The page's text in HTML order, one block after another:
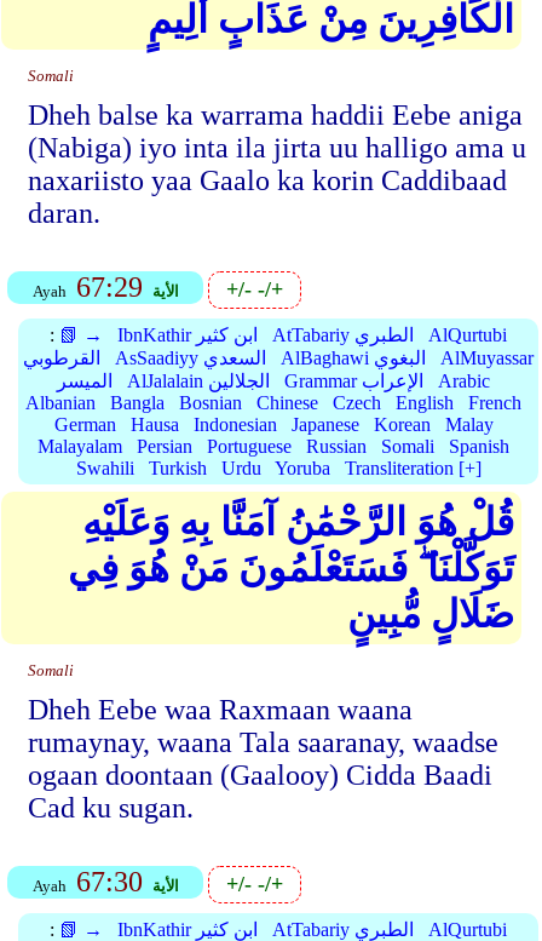
الْكَافِرِينَ مِنْ عَذَابٍ أَلِيمٍ
Somali
Dheh balse ka warrama haddii Eebe aniga
(Nabiga) iyo inta ila jirta uu halligo ama u
naxariisto yaa Gaalo ka korin Caddibaad
daran.
Ayah 67:29 الأية +/--/+
: 📗 → IbnKathir ابن كثير AtTabariy الطبري
AlQurtubi
القرطوبي
AsSaadiyy السعدي AlBaghawi البغوي
AlMuyassar
الميسر
AlJalalain الجلالين Grammar الإعراب
Arabic
Albanian
Bangla Bosnian Chinese Czech English
French
German
Hausa Indonesian Japanese Korean
Malay
Malayalam
Persian Portuguese Russian Somali
Spanish
Swahili
Turkish Urdu Yoruba Transliteration [+]
قُلْ هُوَ الرَّحْمَٰنُ آمَنَّا بِهِ وَعَلَيْهِ
تَوَكَّلْنَا ۖ فَسَتَعْلَمُونَ مَنْ هُوَ فِي
ضَلَالٍ مُّبِينٍ
Somali
Dheh Eebe waa Raxmaan waana
rumaynay, waana Tala saaranay, waadse
ogaan doontaan (Gaalooy) Cidda Baadi
Cad ku sugan.
Ayah 67:30 الأية +/--/+
: 📗 → IbnKathir ابن كثير AtTabariy الطبري
AlQurtubi